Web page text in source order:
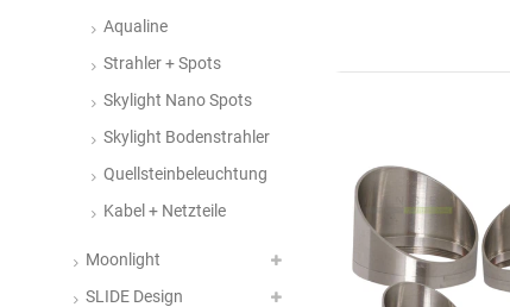
Aqualine
Strahler + Spots
Skylight Nano Spots
Skylight Bodenstrahler
Quellsteinbeleuchtung
Kabel + Netzteile
Moonlight
SLIDE Design